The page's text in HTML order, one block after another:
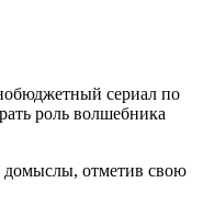
сериал по
роль волшебника
домыслы, отметив свою